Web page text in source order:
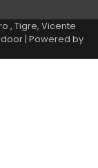
, Tigre, Vicente
| Powered by